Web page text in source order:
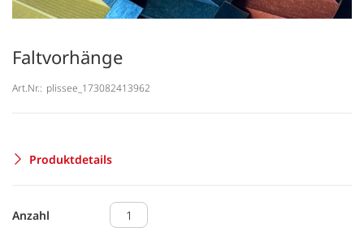
Faltvorhänge
Art.Nr.: plissee_173082413962
Produktdetails
Anzahl